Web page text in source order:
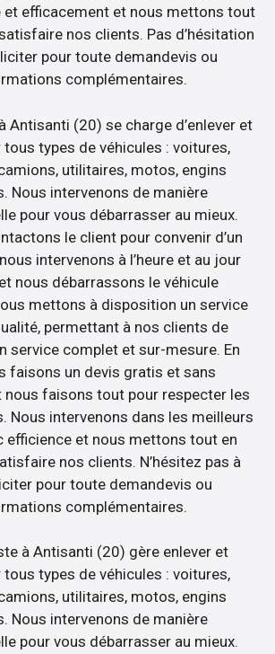
et efficacement et nous mettons tout
nos clients. Pas d’hésitation
pour toute demandevis ou
complémentaires.
Antisanti (20) se charge d’enlever et
types de véhicules : voitures,
utilitaires, motos, engins
Nous intervenons de manière
pour vous débarrasser au mieux.
le client pour convenir d’un
intervenons à l’heure et au jour
nous débarrassons le véhicule
mettons à disposition un service
permettant à nos clients de
service complet et sur-mesure. En
faisons un devis gratis et sans
nous faisons tout pour respecter les
Nous intervenons dans les meilleurs
efficience et nous mettons tout en
nos clients. N’hésitez pas à
pour toute demandevis ou
complémentaires.
à Antisanti (20) gère enlever et
types de véhicules : voitures,
utilitaires, motos, engins
Nous intervenons de manière
pour vous débarrasser au mieux.